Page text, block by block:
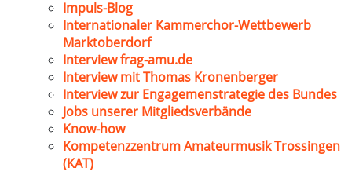
Impuls-Blog
Internationaler Kammerchor-Wettbewerb
Marktoberdorf
Interview frag-amu.de
Interview mit Thomas Kronenberger
Interview zur Engagemenstrategie des Bundes
Jobs unserer Mitgliedsverbände
Know-how
Kompetenzzentrum Amateurmusik Trossingen
(KAT)